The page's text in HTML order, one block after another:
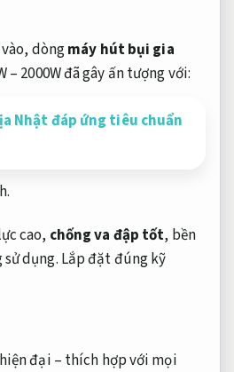
dòngmáy hút bụi gia
– 2000W đã gây ấn tượng với:
Nhật đáp ứng tiêu chuẩn
cao, chống va đập tốt, bền
dụng. Lắp đặt đúng kỹ
đại – thích hợp với mọi